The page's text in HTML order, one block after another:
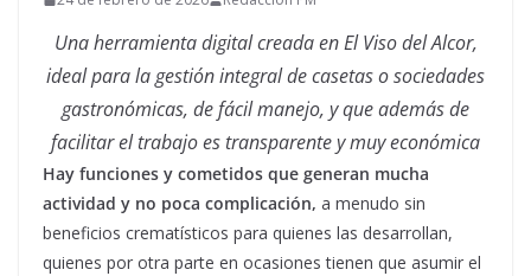
Una herramienta digital creada en El Viso del Alcor,
ideal para la gestión integral de casetas o sociedades
gastronómicas, de fácil manejo, y que además de
facilitar el trabajo es transparente y muy económica
Hay funciones y cometidos que generan mucha
actividad y no poca complicación, a menudo sin
beneficios crematísticos para quienes las desarrollan,
quienes por otra parte en ocasiones tienen que asumir el